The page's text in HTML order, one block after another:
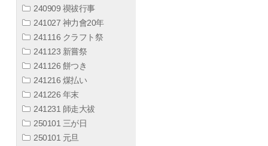
240909 禊祓行事
241027 神力會20年
241116 クラフト祭
241123 新嘗祭
241126 餅つき
241216 煤払い
241226 年末
241231 師走大祓
250101 三が日
250101 元旦